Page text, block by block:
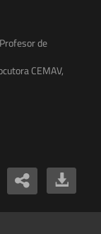
de
CEMAV,